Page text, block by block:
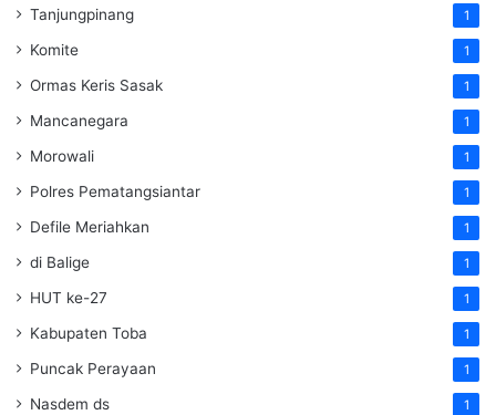
Tanjungpinang 1
Komite 1
Ormas Keris Sasak 1
Mancanegara 1
Morowali 1
Polres Pematangsiantar 1
Defile Meriahkan 1
di Balige 1
HUT ke-27 1
Kabupaten Toba 1
Puncak Perayaan 1
Nasdem ds 1